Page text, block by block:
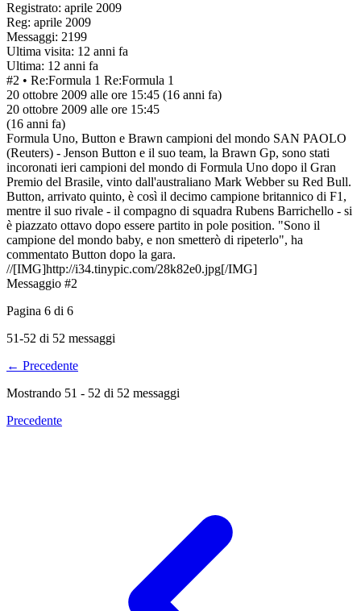
Registrato: aprile 2009
Reg: aprile 2009
Messaggi: 2199
Ultima visita: 12 anni fa
Ultima: 12 anni fa
#2 • Re:Formula 1 Re:Formula 1
20 ottobre 2009 alle ore 15:45 (16 anni fa)
20 ottobre 2009 alle ore 15:45
(16 anni fa)
Formula Uno, Button e Brawn campioni del mondo SAN PAOLO
(Reuters) - Jenson Button e il suo team, la Brawn Gp, sono stati
incoronati ieri campioni del mondo di Formula Uno dopo il Gran
Premio del Brasile, vinto dall'australiano Mark Webber su Red Bull.
Button, arrivato quinto, è così il decimo campione britannico di F1,
mentre il suo rivale - il compagno di squadra Rubens Barrichello - si
è piazzato ottavo dopo essere partito in pole position. "Sono il
campione del mondo baby, e non smetterò di ripeterlo", ha
commentato Button dopo la gara.
//[IMG]http://i34.tinypic.com/28k82e0.jpg[/IMG]
Messaggio #2
Pagina 6 di 6
51-52 di 52 messaggi
← Precedente
Mostrando 51 - 52 di 52 messaggi
Precedente